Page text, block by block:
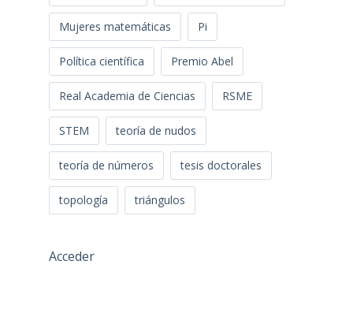
Mujeres matemáticas Pi
Política científica Premio Abel
Real Academia de Ciencias RSME
STEM teoría de nudos
teoría de números tesis doctorales
topología triángulos
Acceder